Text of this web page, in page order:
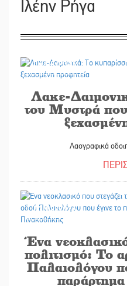
Ιλέην Ρήγα
06/08/2026
Λακε-
του Μυστρά
Λαογραφικά
03/08/2026
Ένα
πολιτισμό: Το
Παλαιολόγου